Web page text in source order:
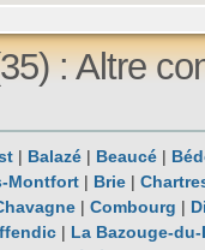
: Altre
| Balazé | Beaucé |
Montfort | Brie |
|Combourg |
| La Bazouge-